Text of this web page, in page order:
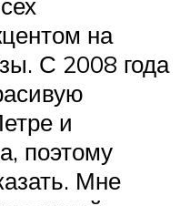
на
С 2008 года
и
поэтому
Мне